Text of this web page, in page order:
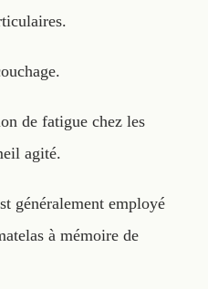
de fatigue chez les
agité.
généralement employé
à mémoire de